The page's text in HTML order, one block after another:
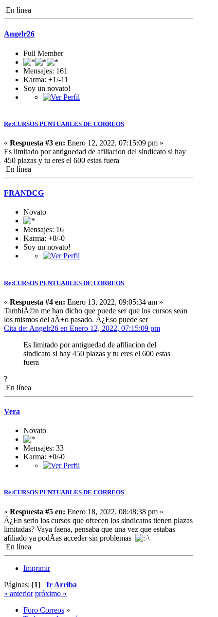
En línea
Angelr26
Full Member
Mensajes: 161
Karma: +1/-11
Soy un novato!
Re:CURSOS PUNTUABLES DE CORREOS
« Respuesta #3 en: Enero 12, 2022, 07:15:09 pm »
Es limitado por antiguedad de afiliacion del sindicato si hay
450 plazas y tu eres el 600 estas fuera
En línea
FRANDCG
Novato
Mensajes: 16
Karma: +0/-0
Soy un novato!
Re:CURSOS PUNTUABLES DE CORREOS
« Respuesta #4 en: Enero 13, 2022, 09:05:34 am »
TambiÃ©n me han dicho que puede ser que los cursos sean
los mismos del aÃ±o pasado. Â¿Eso puede ser
Cita de: Angelr26 en Enero 12, 2022, 07:15:09 pm
Es limitado por antiguedad de afiliacion del
sindicato si hay 450 plazas y tu eres el 600 estas
fuera
?
En línea
Vera
Novato
Mensajes: 33
Karma: +0/-0
Re:CURSOS PUNTUABLES DE CORREOS
« Respuesta #5 en: Enero 18, 2022, 08:48:38 pm »
Â¿En serio los cursos que ofrecen los sindicatos tienen plazas
limitadas? Vaya faena, pensaba que una vez que estabas
afiliado ya podÃ­as acceder sin problemas
En línea
Imprimir
Páginas: [1] Ir Arriba
« anterior próximo »
Foro Correos »